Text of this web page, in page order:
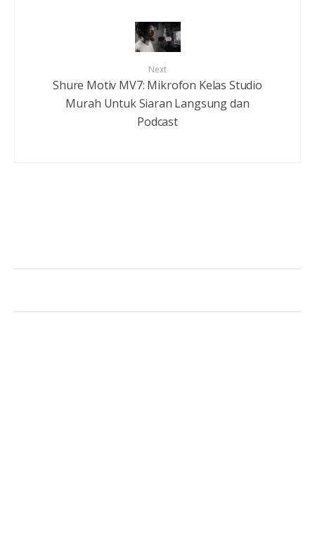
Next
Shure Motiv MV7: Mikrofon Kelas Studio
Murah Untuk Siaran Langsung dan
Podcast